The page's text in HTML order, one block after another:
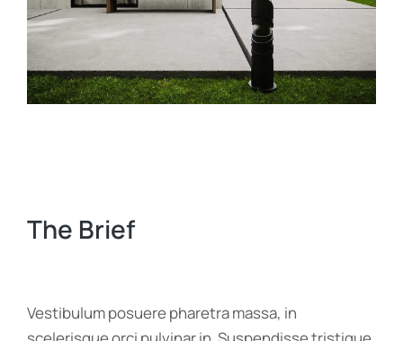
The Brief
Vestibulum posuere pharetra massa, in